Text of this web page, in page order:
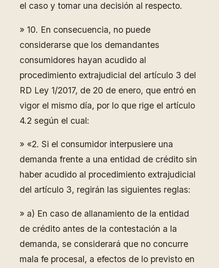
el caso y tomar una decisión al respecto.
» 10. En consecuencia, no puede
considerarse que los demandantes
consumidores hayan acudido al
procedimiento extrajudicial del artículo 3 del
RD Ley 1/2017, de 20 de enero, que entró en
vigor el mismo día, por lo que rige el artículo
4.2 según el cual:
» «2. Si el consumidor interpusiere una
demanda frente a una entidad de crédito sin
haber acudido al procedimiento extrajudicial
del artículo 3, regirán las siguientes reglas:
» a) En caso de allanamiento de la entidad
de crédito antes de la contestación a la
demanda, se considerará que no concurre
mala fe procesal, a efectos de lo previsto en